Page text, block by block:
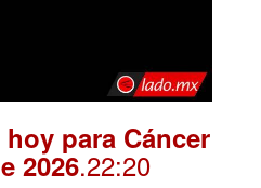
para Cáncer
2026.22:20